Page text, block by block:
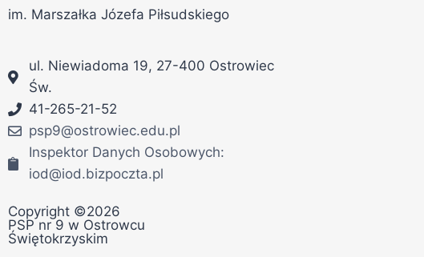
im. Marszałka Józefa Piłsudskiego
ul. Niewiadoma 19, 27-400 Ostrowiec
Św.
41-265-21-52
psp9@ostrowiec.edu.pl
Inspektor Danych Osobowych:
iod@iod.bizpoczta.pl
Copyright ©2026
PSP nr 9 w Ostrowcu
Świętokrzyskim